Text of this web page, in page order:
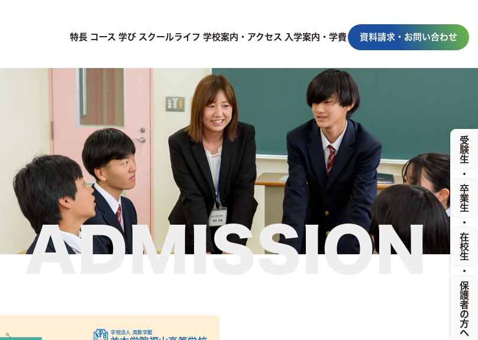
特長 コース 学び スクールライフ 学校案内・アクセス 入学案内・学費 資料請求・お問い合わせ
ADMISSION
受験生
・
卒業生
・
在校生
・
保護者の方へ